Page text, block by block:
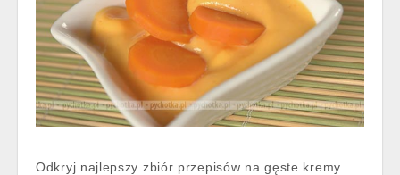
Odkryj najlepszy zbiór przepisów na gęste kremy.